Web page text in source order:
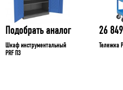
Подобрать аналог
Шкаф инструментальный
PRF П3
26 849
Тележка